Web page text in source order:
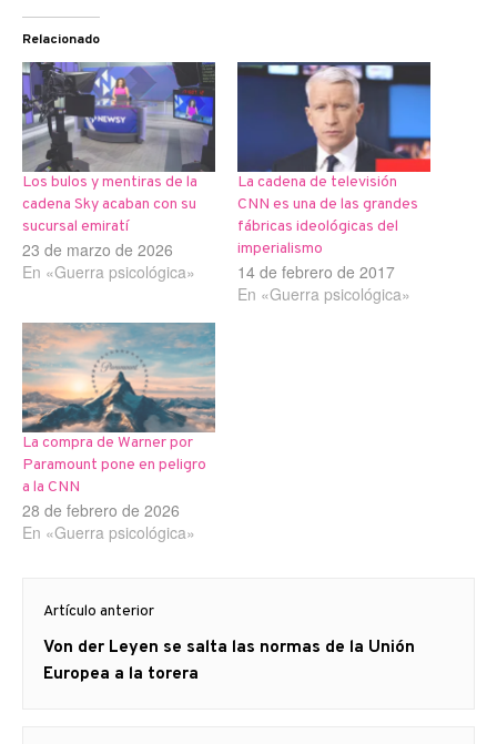
Relacionado
Los bulos y mentiras de la
cadena Sky acaban con su
sucursal emiratí
23 de marzo de 2026
En «Guerra psicológica»
La cadena de televisión
CNN es una de las grandes
fábricas ideológicas del
imperialismo
14 de febrero de 2017
En «Guerra psicológica»
La compra de Warner por
Paramount pone en peligro
a la CNN
28 de febrero de 2026
En «Guerra psicológica»
de
entradas
Artículo anterior
Artículo
anterior
Von der Leyen se salta las normas de la Unión
Europea a la torera